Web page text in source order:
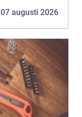
07 augusti 2026